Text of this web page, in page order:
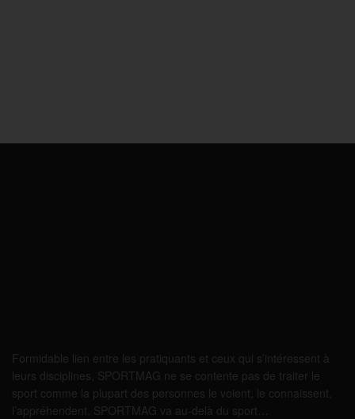
Formidable lien entre les pratiquants et ceux qui s’intéressent à
leurs disciplines, SPORTMAG ne se contente pas de traiter le
sport comme la plupart des personnes le voient, le connaissent,
l’appréhendent. SPORTMAG va au-delà du sport…